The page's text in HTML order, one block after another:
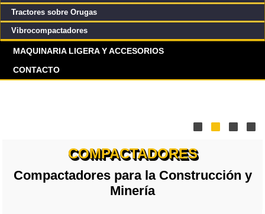
Tractores sobre Orugas
Vibrocompactadores
MAQUINARIA LIGERA Y ACCESORIOS
CONTACTO
COMPACTADORES
Compactadores para la Construcción y
Minería